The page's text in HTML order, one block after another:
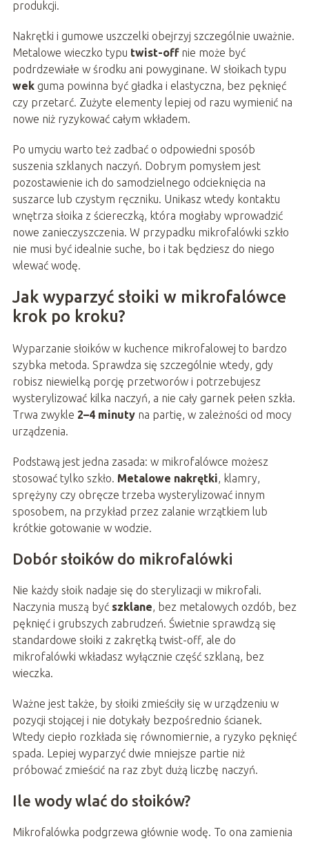
produkcji.
Nakrętki i gumowe uszczelki obejrzyj szczególnie uważnie.
Metalowe wieczko typu twist-offnie może być
podrdzewiałe w środku ani powyginane. W słoikach typu
wekguma powinna być gładka i elastyczna, bez pęknięć
czy przetarć. Zużyte elementy lepiej od razu wymienić na
nowe niż ryzykować całym wkładem.
Po umyciu warto też zadbać o odpowiedni sposób
suszenia szklanych naczyń. Dobrym pomysłem jest
pozostawienie ich do samodzielnego odcieknięcia na
suszarce lub czystym ręczniku. Unikasz wtedy kontaktu
wnętrza słoika z ściereczką, która mogłaby wprowadzić
nowe zanieczyszczenia. W przypadku mikrofalówki szkło
nie musi być idealnie suche, bo i tak będziesz do niego
wlewać wodę.
Jak wyparzyć słoiki w mikrofalówce
krok po kroku?
Wyparzanie słoików w kuchence mikrofalowej to bardzo
szybka metoda. Sprawdza się szczególnie wtedy, gdy
robisz niewielką porcję przetworów i potrzebujesz
wysterylizować kilka naczyń, a nie cały garnek pełen szkła.
Trwa zwykle 2–4 minutyna partię, w zależności od mocy
urządzenia.
Podstawą jest jedna zasada: w mikrofalówce możesz
stosować tylko szkło. Metalowe nakrętki, klamry,
sprężyny czy obręcze trzeba wysterylizować innym
sposobem, na przykład przez zalanie wrzątkiem lub
krótkie gotowanie w wodzie.
Dobór słoików do mikrofalówki
Nie każdy słoik nadaje się do sterylizacji w mikrofali.
Naczynia muszą być szklane, bez metalowych ozdób, bez
pęknięć i grubszych zabrudzeń. Świetnie sprawdzą się
standardowe słoiki z zakrętką twist-off, ale do
mikrofalówki wkładasz wyłącznie część szklaną, bez
wieczka.
Ważne jest także, by słoiki zmieściły się w urządzeniu w
pozycji stojącej i nie dotykały bezpośrednio ścianek.
Wtedy ciepło rozkłada się równomiernie, a ryzyko pęknięć
spada. Lepiej wyparzyć dwie mniejsze partie niż
próbować zmieścić na raz zbyt dużą liczbę naczyń.
Ile wody wlać do słoików?
Mikrofalówka podgrzewa głównie wodę. To ona zamienia